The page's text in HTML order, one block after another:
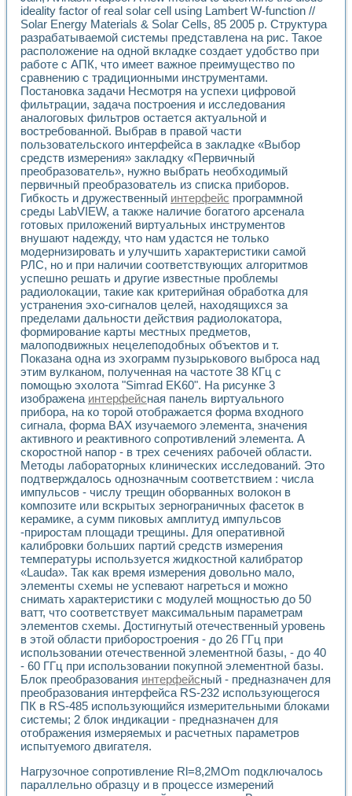
Использование виртуальных приборов в процесе
Использование программ ELECTRONICS WORKBENCH-
Лабораторный практикум по дисциплине «Цифровые
Лабораторный практикум по ИНС на основе LabVIEW
Лабораторный практикум по основам теории коммутации
Опыт использования NI LabVIEW для создания
Применение LabVIEW для исследования течения в
Создание виртуальной работы «Изучение магнитных
Обратный маятник
Устройство для изучения основ интерфейсов обмена по
Лабораторный практикум: изучение адиабатического
Стенд для исследования электрических переходных
Система статистической обработки результатов
Автоматизация лазерно-плазменных измерений с
Модельно-измерительный комплекс. Назначение. Состав.
Использование технологий NATIONAL INSTRUMENTS
Учебный практикум "Спектральный и корреляционный
Учебный стенд для исследования принципа действия
Оборудование и программное обеспечение учебных
Виртуальный лабораторный практикум для изучения
Управление роботом ТУР-10 средствами LabVIEW
Аппаратно-программный комплекс для исследования
Автоматизированный дистанционный лабораторный
Исследование возможности реставрации одномерных
Использование технологий NATIONAL INSTRUMENTS в
Разработка модификаций алгоритма полигармонической
Учебный стенд для исследования принципа действия
Виртуальная система поддержки принимаемых решений в
Преемственность дисциплин «Моделирование систем» и
Универсальный стенд для исследования электрических
Лабораторные практикумы по информационно-
Виртуальный измеритель частотных характеристик на
Лабораторный практикум по основам теории Коммутации
Разработка виртуальной лабораторной работы
Виртуальные практикумы по электротехнике в среде
Из опыта внедрения в рамках национального проекта
Исследование эффективности решателей
Опыт разработки LabVIEW лабораторных практикумов
Проблемы повышения качества образования и
Развитие LabVIEW лабораторного практикума по
Разработка виртуальной лаборатории по электротехнике
Усовершенствованные алгоритмы частотного анализа
Об опыте работы учебного центра «Технологии
Технологии NI в магистерской программе «Прикладная
Система диагностики двигателей постоянного тока
Автоматизированный стенд формирования
Лабораторный практикум по курсу ИИС на базе
Партнеры
Академические и отраслевые институты
Учебные заведения
Контакты
ideality factor of real solar cell using Lambert W-function //
Solar Energy Materials & Solar Cells, 85 2005 p. Структура
разрабатываемой системы представлена на рис. Такое
расположение на одной вкладке создает удобство при
работе с АПК, что имеет важное преимущество по
сравнению с традиционными инструментами.
Постановка задачи Несмотря на успехи цифровой
фильтрации, задача построения и исследования
аналоговых фильтров остается актуальной и
востребованной. Выбрав в правой части
пользовательского интерфейса в закладке «Выбор
средств измерения» закладку «Первичный
преобразователь», нужно выбрать необходимый
первичный преобразователь из списка приборов.
Гибкость и дружественный интерфейс программной
среды LabVIEW, а также наличие богатого арсенала
готовых приложений виртуальных инструментов
внушают надежду, что нам удастся не только
модернизировать и улучшить характеристики самой
РЛС, но и при наличии соответствующих алгоритмов
успешно решать и другие известные проблемы
радиолокации, такие как критерийная обработка для
устранения эхо-сигналов целей, находящихся за
пределами дальности действия радиолокатора,
формирование карты местных предметов,
малоподвижных нецелеподобных объектов и т.
Показана одна из эхограмм пузырькового выброса над
этим вулканом, полученная на частоте 38 КГц с
помощью эхолота "Simrad EK60". На рисунке 3
изображена интерфейсная панель виртуального
прибора, на ко торой отображается форма входного
сигнала, форма ВАХ изучаемого элемента, значения
активного и реактивного сопротивлений элемента. А
скоростной напор - в трех сечениях рабочей области.
Методы лабораторных клинических исследований. Это
подтверждалось однозначным соответствием : числа
импульсов - числу трещин оборванных волокон в
композите или вскрытых зернограничных фасеток в
керамике, а сумм пиковых амплитуд импульсов
-приростам площади трещины. Для оперативной
калибровки больших партий средств измерения
температуры используется жидкостной калибратор
«Lauda». Так как время измерения довольно мало,
элементы схемы не успевают нагреться и можно
снимать характеристики с модулей мощностью до 50
ватт, что соответствует максимальным параметрам
элементов схемы. Достигнутый отечественный уровень
в этой области приборостроения - до 26 ГГц при
использовании отечественной элементной базы, - до 40
- 60 ГГц при использовании покупной элементной базы.
Блок преобразования интерфейсный - предназначен для
преобразования интерфейса RS-232 использующегося
ПК в RS-485 использующийся измерительными блоками
системы; 2 блок индикации - предназначен для
отображения измеряемых и расчетных параметров
испытуемого двигателя.
Нагрузочное сопротивление Rl=8,2MOm подключалось
параллельно образцу и в процессе измерений